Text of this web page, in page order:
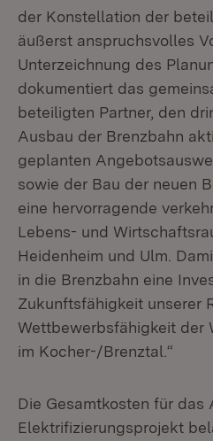
der Konstellation der
äußerst anspruchsvolles
Unterzeichnung des
dokumentiert das
beteiligten Partner, den
Ausbau der Brenzbahn
geplanten
sowie der Bau der neuen
eine hervorragende
Lebens- und
Heidenheim und Ulm.
in die Brenzbahn eine
Zukunftsfähigkeit unserer
Wettbewerbsfähigkeit der
im Kocher-/Brenztal.“
Die Gesamtkosten für das
Elektrifizierungsprojekt